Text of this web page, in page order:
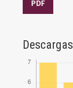
PDF
Descargas